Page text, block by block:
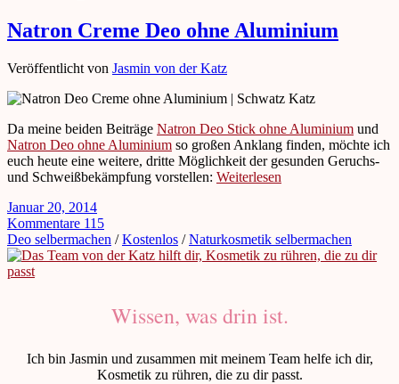
Natron Creme Deo ohne Aluminium
Veröffentlicht von Jasmin von der Katz
Da meine beiden Beiträge Natron Deo Stick ohne Aluminium und
Natron Deo ohne Aluminium so großen Anklang finden, möchte ich
euch heute eine weitere, dritte Möglichkeit der gesunden Geruchs-
und Schweißbekämpfung vorstellen: Weiterlesen
Januar 20, 2014
Kommentare 115
Deo selbermachen /Kostenlos /Naturkosmetik selbermachen
Wissen, was drin ist.
Ich bin Jasmin und zusammen mit meinem Team helfe ich dir,
Kosmetik zu rühren, die zu dir passt.